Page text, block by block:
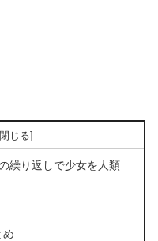
繰り返しで少女を人類
め